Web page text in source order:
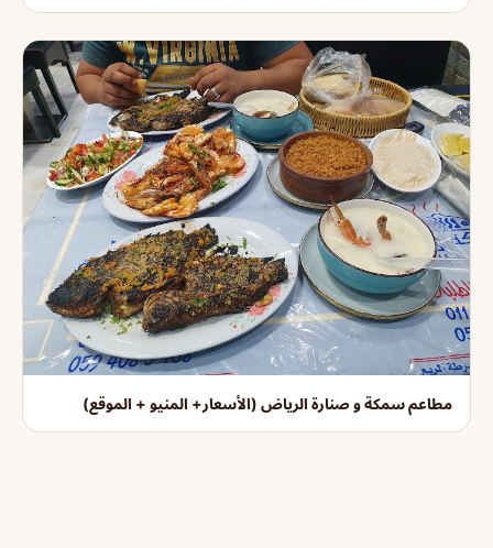
مطاعم سمكة و صنارة الرياض (الأسعار+ المنيو + الموقع)